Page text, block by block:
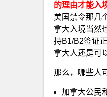
的理由才能入
美国禁令那几
拿大入境当然
持B1/B2签证
拿大人还是可
那么，哪些人
加拿大公民